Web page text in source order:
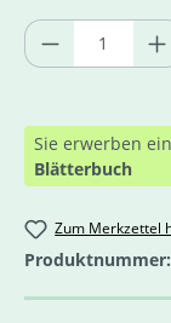
Produkt
Sie erwerben
Blätterbuch
Zum Merkzettel
Produktnummer: